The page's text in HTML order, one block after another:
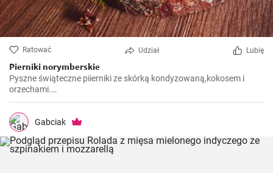
Ratować Udział Lubię
Pierniki norymberskie
Pyszne świąteczne piierniki ze skórką kondyzowaną,kokosem i
orzechami.
https://gabciakowegotowanie24.blogspot.com/2024/12/pierniki-
norymberskie.html
Gabciak